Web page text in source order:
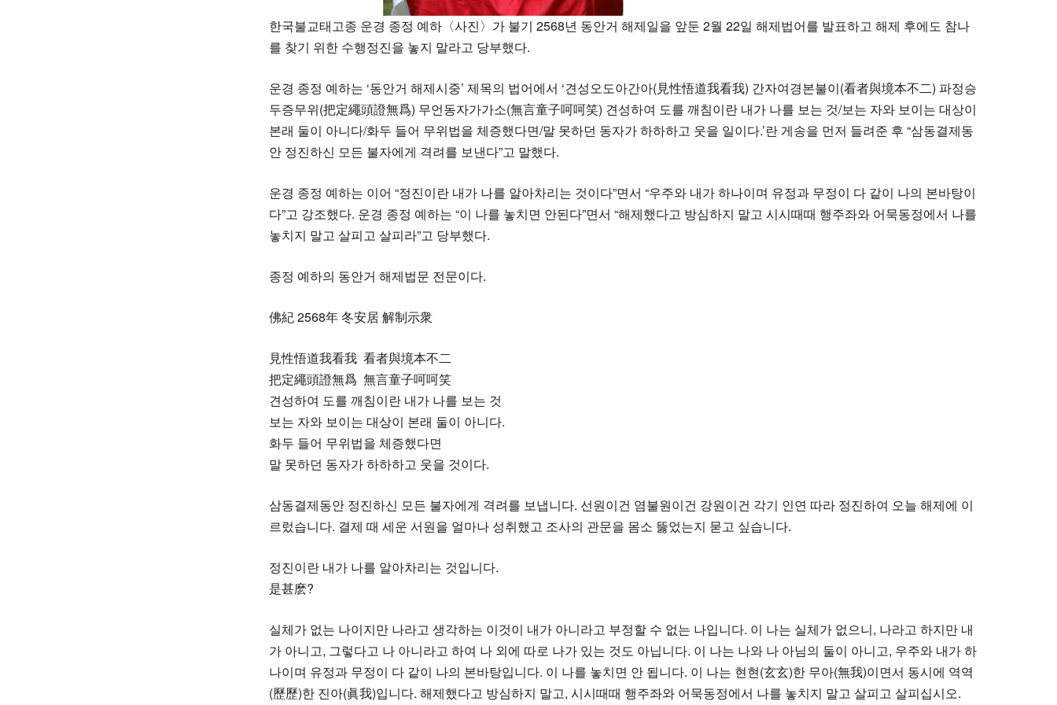
한국불교태고종 운경 종정 예하〈사진〉가 불기 2568년 동안거 해제일을 앞둔 2월 22일 해제법어를 발표하고 해제 후에도 참나
를 찾기 위한 수행정진을 놓지 말라고 당부했다.
운경 종정 예하는 ‘동안거 해제시중’ 제목의 법어에서 ‘견성오도아간아(見性悟道我看我) 간자여경본불이(看者與境本不二) 파정승
두증무위(把定繩頭證無爲) 무언동자가가소(無言童子呵呵笑) 견성하여 도를 깨침이란 내가 나를 보는 것/보는 자와 보이는 대상이
본래 둘이 아니다/화두 들어 무위법을 체증했다면/말 못하던 동자가 하하하고 웃을 일이다.’란 게송을 먼저 들려준 후 “삼동결제동
안 정진하신 모든 불자에게 격려를 보낸다”고 말했다.
운경 종정 예하는 이어 “정진이란 내가 나를 알아차리는 것이다”면서 “우주와 내가 하나이며 유정과 무정이 다 같이 나의 본바탕이
다”고 강조했다. 운경 종정 예하는 “이 나를 놓치면 안된다”면서 “해제했다고 방심하지 말고 시시때때 행주좌와 어묵동정에서 나를
놓치지 말고 살피고 살피라”고 당부했다.
종정 예하의 동안거 해제법문 전문이다.
佛紀 2568年 冬安居 解制示衆
見性悟道我看我 看者與境本不二
把定繩頭證無爲 無言童子呵呵笑
견성하여 도를 깨침이란 내가 나를 보는 것
보는 자와 보이는 대상이 본래 둘이 아니다.
화두 들어 무위법을 체증했다면
말 못하던 동자가 하하하고 웃을 것이다.
삼동결제동안 정진하신 모든 불자에게 격려를 보냅니다. 선원이건 염불원이건 강원이건 각기 인연 따라 정진하여 오늘 해제에 이
르렀습니다. 결제 때 세운 서원을 얼마나 성취했고 조사의 관문을 몸소 뚫었는지 묻고 싶습니다.
정진이란 내가 나를 알아차리는 것입니다.
是甚麽?
실체가 없는 나이지만 나라고 생각하는 이것이 내가 아니라고 부정할 수 없는 나입니다. 이 나는 실체가 없으니, 나라고 하지만 내
가 아니고, 그렇다고 나 아니라고 하여 나 외에 따로 나가 있는 것도 아닙니다. 이 나는 나와 나 아님의 둘이 아니고, 우주와 내가 하
나이며 유정과 무정이 다 같이 나의 본바탕입니다. 이 나를 놓치면 안 됩니다. 이 나는 현현(玄玄)한 무아(無我)이면서 동시에 역역
(歷歷)한 진아(眞我)입니다. 해제했다고 방심하지 말고, 시시때때 행주좌와 어묵동정에서 나를 놓치지 말고 살피고 살피십시오.